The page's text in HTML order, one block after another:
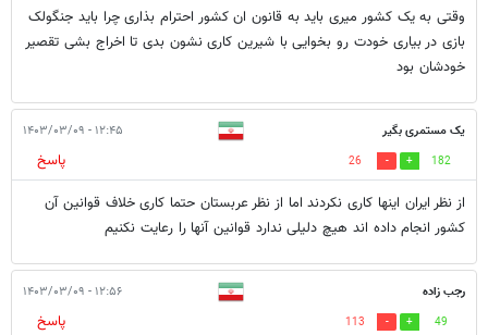
وقتی به یک کشور میری باید به قانون ان کشور احترام بذاری چرا باید جنگولک
بازی در بیاری خودت رو بخوایی با شیرین کاری نشون بدی تا اخراج بشی تقصیر
خودشان بود
یک مستمری بگیر ۱۲:۴۵ - ۱۴۰۳/۰۳/۰۹
182
26
پاسخ
از نظر ایران اینها کاری نکردند اما از نظر عربستان حتما کاری خلاف قوانین آن
کشور انجام داده اند هیچ دلیلی ندارد قوانین آنها را رعایت نکنیم
رجب زاده ۱۲:۵۶ - ۱۴۰۳/۰۳/۰۹
49
113
پاسخ